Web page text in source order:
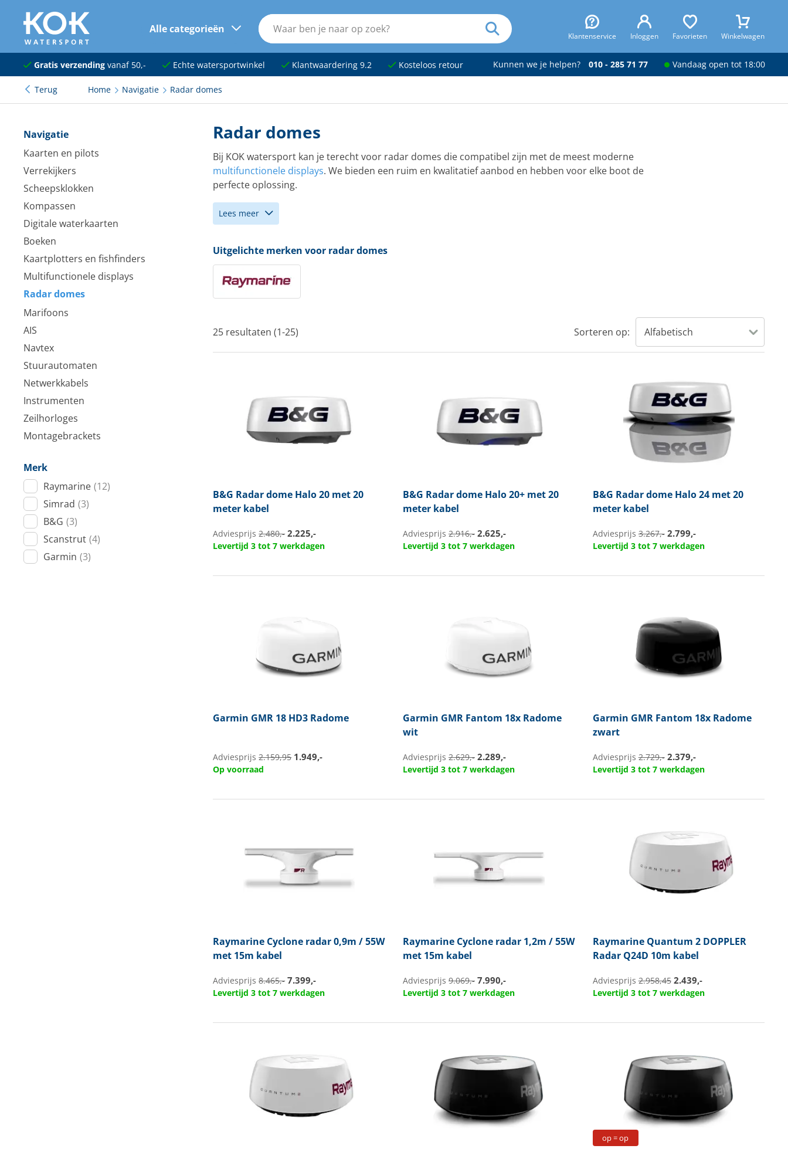
naar hoofdinhoud
Alle categorieën
Klantenservice Inloggen Favorieten Winkelwagen
Navigatie
Dekuitrusting
Onderhoud en verf
Elektra
Kleding en schoenen
Sanitair
Techniek en motor
Boten, toebehoren en fun
Meubels en lifestyle
SALE
Gratis verzendingvanaf 50,- Echte watersportwinkel Klantwaardering 9.2 Kosteloos retour Kunnen we je helpen? 010 - 285 71 77 Vandaag open tot 18:00
Terug Home Navigatie Radar domes
Radar domes
Bij KOK watersport kan je terecht voor radar domes die compatibel zijn met de meest moderne
multifunctionele displays. We bieden een ruim en kwalitatief aanbod en hebben voor elke boot de
perfecte oplossing.
Lees meer
Uitgelichte merken voor radar domes
25 resultaten (1-25) Sorteren op:
B&G Radar dome Halo 20 met 20
meter kabel
Adviesprijs2.480,- 2.225,-
Levertijd 3 tot 7 werkdagen
B&G Radar dome Halo 20+ met 20
meter kabel
Adviesprijs 2.916,- 2.625,-
Levertijd 3 tot 7 werkdagen
B&G Radar dome Halo 24 met 20
meter kabel
Adviesprijs3.267,- 2.799,-
Levertijd 3 tot 7 werkdagen
Garmin GMR 18 HD3 Radome
Adviesprijs2.159,95 1.949,-
Op voorraad
Garmin GMR Fantom 18x Radome
wit
Adviesprijs 2.629,- 2.289,-
Levertijd 3 tot 7 werkdagen
Garmin GMR Fantom 18x Radome
zwart
Adviesprijs2.729,- 2.379,-
Levertijd 3 tot 7 werkdagen
Raymarine Cyclone radar 0,9m / 55W
met 15m kabel
Adviesprijs8.465,- 7.399,-
Levertijd 3 tot 7 werkdagen
RaymarineCyclone radar 1,2m / 55W
met 15m kabel
Adviesprijs 9.069,- 7.990,-
Levertijd 3 tot 7 werkdagen
RaymarineQuantum 2 DOPPLER
Radar Q24D 10m kabel
Adviesprijs2.958,45 2.439,-
Levertijd 3 tot 7 werkdagen
op = op
Navigatie
Kaarten en pilots
Verrekijkers
Scheepsklokken
Kompassen
Digitale waterkaarten
Boeken
Kaartplotters en fishfinders
Multifunctionele displays
Radar domes
Marifoons
AIS
Navtex
Stuurautomaten
Netwerkkabels
Instrumenten
Zeilhorloges
Montagebrackets
Merk
Raymarine (12)
Simrad (3)
B&G (3)
Scanstrut (4)
Garmin (3)